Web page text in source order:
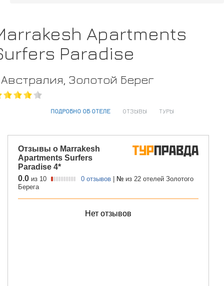
Apartments
Paradise
Австралия, Золотой Берег
ПОДРОБНО ОБ ОТЕЛЕ ОТЗЫВЫ ТУРЫ